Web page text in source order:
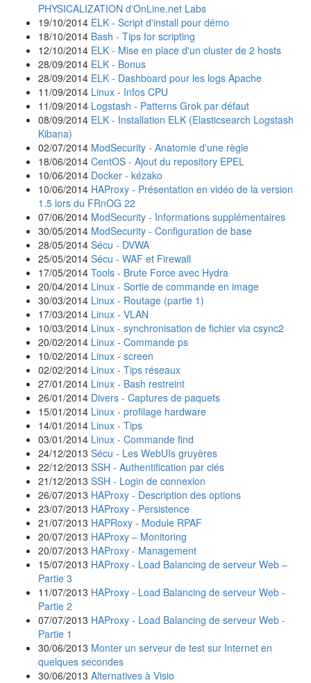
PHYSICALIZATION d'OnLine.net Labs
19/10/2014 ELK - Script d'install pour démo
18/10/2014 Bash - Tips for scripting
12/10/2014 ELK - Mise en place d'un cluster de 2 hosts
28/09/2014 ELK - Bonus
28/09/2014 ELK - Dashboard pour les logs Apache
11/09/2014 Linux - Infos CPU
11/09/2014 Logstash - Patterns Grok par défaut
08/09/2014 ELK - Installation ELK (Elasticsearch Logstash
Kibana)
02/07/2014 ModSecurity - Anatomie d'une règle
18/06/2014 CentOS - Ajout du repository EPEL
10/06/2014 Docker - kézako
10/06/2014 HAProxy - Présentation en vidéo de la version
1.5 lors du FRnOG 22
07/06/2014 ModSecurity - Informations supplémentaires
30/05/2014 ModSecurity - Configuration de base
28/05/2014 Sécu - DVWA
25/05/2014 Sécu - WAF et Firewall
17/05/2014 Tools - Brute Force avec Hydra
20/04/2014 Linux - Sortie de commande en image
30/03/2014 Linux - Routage (partie 1)
17/03/2014 Linux - VLAN
10/03/2014 Linux - synchronisation de fichier via csync2
20/02/2014 Linux - Commande ps
10/02/2014 Linux - screen
02/02/2014 Linux - Tips réseaux
27/01/2014 Linux - Bash restreint
26/01/2014 Divers - Captures de paquets
15/01/2014 Linux - profilage hardware
14/01/2014 Linux - Tips
03/01/2014 Linux - Commande find
24/12/2013 Sécu - Les WebUIs gruyères
22/12/2013 SSH - Authentification par clés
21/12/2013 SSH - Login de connexion
26/07/2013 HAProxy - Description des options
23/07/2013 HAProxy - Persistence
21/07/2013 HAPRoxy - Module RPAF
20/07/2013 HAProxy – Monitoring
20/07/2013 HAProxy - Management
15/07/2013 HAProxy - Load Balancing de serveur Web –
Partie 3
11/07/2013 HAProxy - Load Balancing de serveur Web -
Partie 2
07/07/2013 HAProxy - Load Balancing de serveur Web -
Partie 1
30/06/2013 Monter un serveur de test sur Internet en
quelques secondes
30/06/2013 Alternatives à Visio